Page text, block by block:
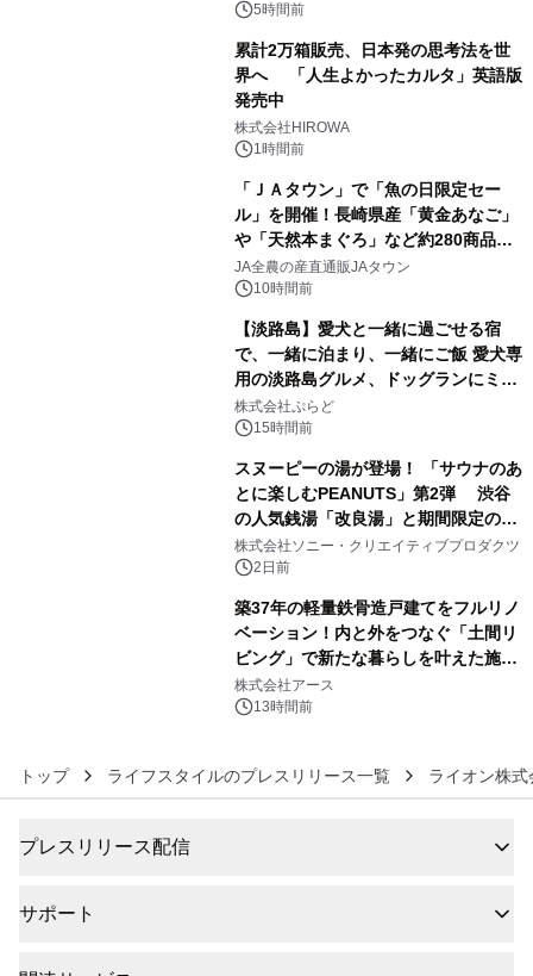
5時間前
累計2万箱販売、日本発の思考法を世
界へ 「人生よかったカルタ」英語版
発売中
株式会社HIROWA
1時間前
「ＪＡタウン」で「魚の日限定セー
ル」を開催！長崎県産「黄金あなご」
や「天然本まぐろ」など約280商品を
販売！～毎月１０日の定例企画～
JA全農の産直通販JAタウン
10時間前
【淡路島】愛犬と一緒に過ごせる宿
で、一緒に泊まり、一緒にご飯 愛犬専
用の淡路島グルメ、ドッグランにミニ
プール グランピングとトレーラーハウ
スの2施設で
株式会社ぷらど
15時間前
スヌーピーの湯が登場！ 「サウナのあ
とに楽しむPEANUTS」第2弾 渋谷
の人気銭湯「改良湯」と期間限定のコ
ラボレーション サウナイキタイコラ
ボグッズも発売決定！
株式会社ソニー・クリエイティブプロダクツ
2日前
築37年の軽量鉄骨造戸建てをフルリノ
ベーション！内と外をつなぐ「土間リ
ビング」で新たな暮らしを叶えた施工
事例を株式会社アースが公開
株式会社アース
13時間前
トップ ライフスタイルのプレスリリース一覧 ライオン株式
プレスリリース配信
サポート